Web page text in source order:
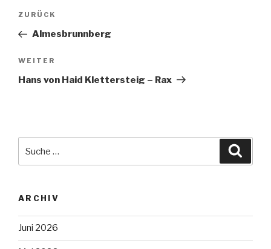
Beitragsnavigation
Vorheriger
Beitrag
ZURÜCK
Almesbrunnberg
Nächster
Beitrag
WEITER
Hans von Haid Klettersteig – Rax
ARCHIV
Juni 2026